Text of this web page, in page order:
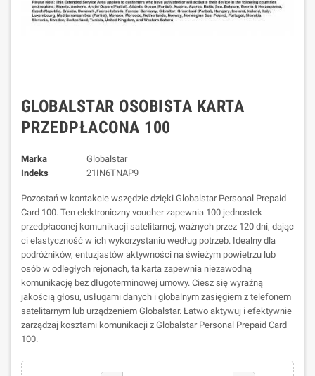
GLOBALSTAR OSOBISTA KARTA
PRZEDPŁACONA 100
Marka
Globalstar
Indeks
21IN6TNAP9
Pozostań w kontakcie wszędzie dzięki Globalstar Personal Prepaid
Card 100. Ten elektroniczny voucher zapewnia 100 jednostek
przedpłaconej komunikacji satelitarnej, ważnych przez 120 dni, dając
ci elastyczność w ich wykorzystaniu według potrzeb. Idealny dla
podróżników, entuzjastów aktywności na świeżym powietrzu lub
osób w odległych rejonach, ta karta zapewnia niezawodną
komunikację bez długoterminowej umowy. Ciesz się wyraźną
jakością głosu, usługami danych i globalnym zasięgiem z telefonem
satelitarnym lub urządzeniem Globalstar. Łatwo aktywuj i efektywnie
zarządzaj kosztami komunikacji z Globalstar Personal Prepaid Card
100.